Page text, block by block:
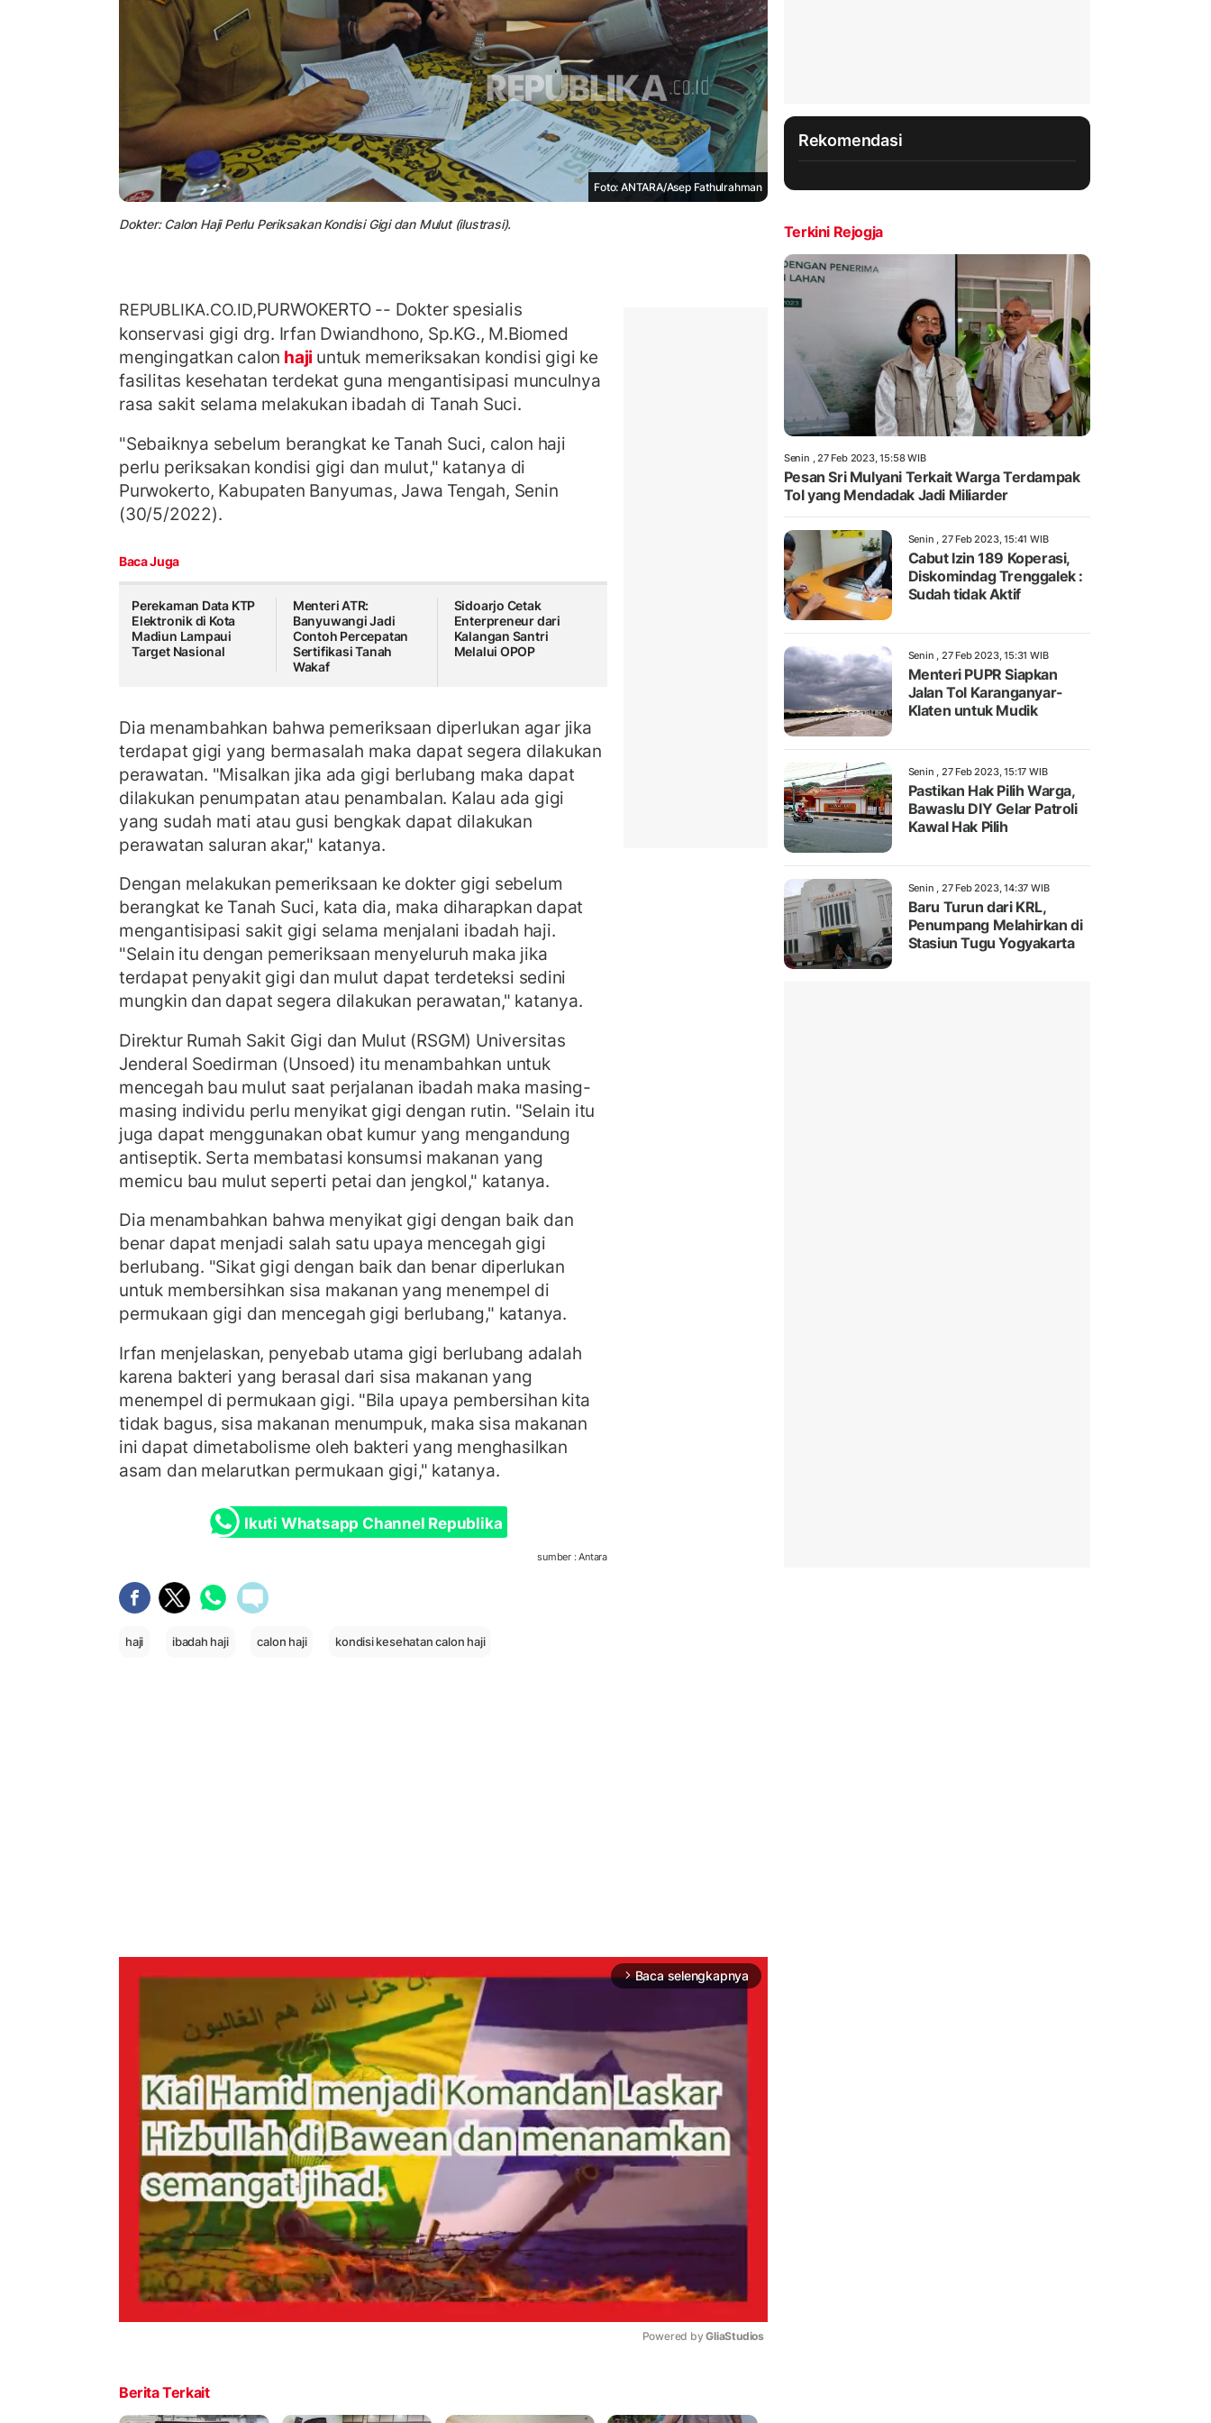
Foto: ANTARA/Asep Fathulrahman
Dokter: Calon Haji Perlu Periksakan Kondisi Gigi dan Mulut (ilustrasi).
REPUBLIKA.CO.ID,PURWOKERTO -- Dokter spesialis
konservasi gigi drg. Irfan Dwiandhono, Sp.KG., M.Biomed
mengingatkan calon haji untuk memeriksakan kondisi gigi ke
fasilitas kesehatan terdekat guna mengantisipasi munculnya
rasa sakit selama melakukan ibadah di Tanah Suci.
"Sebaiknya sebelum berangkat ke Tanah Suci, calon haji
perlu periksakan kondisi gigi dan mulut," katanya di
Purwokerto, Kabupaten Banyumas, Jawa Tengah, Senin
(30/5/2022).
Baca Juga
Perekaman Data KTP
Elektronik di Kota
Madiun Lampaui
Target Nasional
Menteri ATR:
Banyuwangi Jadi
Contoh Percepatan
Sertifikasi Tanah
Wakaf
Sidoarjo Cetak
Enterpreneur dari
Kalangan Santri
Melalui OPOP
Dia menambahkan bahwa pemeriksaan diperlukan agar jika
terdapat gigi yang bermasalah maka dapat segera dilakukan
perawatan. "Misalkan jika ada gigi berlubang maka dapat
dilakukan penumpatan atau penambalan. Kalau ada gigi
yang sudah mati atau gusi bengkak dapat dilakukan
perawatan saluran akar," katanya.
Dengan melakukan pemeriksaan ke dokter gigi sebelum
berangkat ke Tanah Suci, kata dia, maka diharapkan dapat
mengantisipasi sakit gigi selama menjalani ibadah haji.
"Selain itu dengan pemeriksaan menyeluruh maka jika
terdapat penyakit gigi dan mulut dapat terdeteksi sedini
mungkin dan dapat segera dilakukan perawatan," katanya.
Direktur Rumah Sakit Gigi dan Mulut (RSGM) Universitas
Jenderal Soedirman (Unsoed) itu menambahkan untuk
mencegah bau mulut saat perjalanan ibadah maka masing-
masing individu perlu menyikat gigi dengan rutin. "Selain itu
juga dapat menggunakan obat kumur yang mengandung
antiseptik. Serta membatasi konsumsi makanan yang
memicu bau mulut seperti petai dan jengkol," katanya.
Dia menambahkan bahwa menyikat gigi dengan baik dan
benar dapat menjadi salah satu upaya mencegah gigi
berlubang. "Sikat gigi dengan baik dan benar diperlukan
untuk membersihkan sisa makanan yang menempel di
permukaan gigi dan mencegah gigi berlubang," katanya.
Irfan menjelaskan, penyebab utama gigi berlubang adalah
karena bakteri yang berasal dari sisa makanan yang
menempel di permukaan gigi. "Bila upaya pembersihan kita
tidak bagus, sisa makanan menumpuk, maka sisa makanan
ini dapat dimetabolisme oleh bakteri yang menghasilkan
asam dan melarutkan permukaan gigi," katanya.
Ikuti Whatsapp Channel Republika
sumber : Antara
haji ibadah haji calon haji kondisi kesehatan calon haji
arrow_forward_ios Baca selengkapnya
Powered by GliaStudios
Berita Terkait
Rekomendasi
Terkini Rejogja
Senin , 27 Feb 2023, 15:58 WIB
Pesan Sri Mulyani Terkait Warga Terdampak
Tol yang Mendadak Jadi Miliarder
Senin , 27 Feb 2023, 15:41 WIB
Cabut Izin 189 Koperasi,
Diskomindag Trenggalek :
Sudah tidak Aktif
Senin , 27 Feb 2023, 15:31 WIB
Menteri PUPR Siapkan
Jalan Tol Karanganyar-
Klaten untuk Mudik
Senin , 27 Feb 2023, 15:17 WIB
Pastikan Hak Pilih Warga,
Bawaslu DIY Gelar Patroli
Kawal Hak Pilih
Senin , 27 Feb 2023, 14:37 WIB
Baru Turun dari KRL,
Penumpang Melahirkan di
Stasiun Tugu Yogyakarta